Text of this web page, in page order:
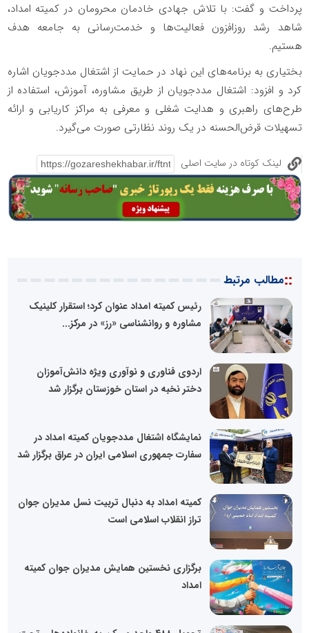
پرداخت و گفت: با تلاش جهادی خادمان محرومان در کمیته امداد،
شاهد رشد روزافزون فعالیت‌ها و خدمت‌رسانی به جامعه هدف
هستیم.
بختیاری به برنامه‌های این نهاد در حمایت از اشتغال مددجویان اشاره
کرد و افزود: اشتغال مددجویان از طریق مشاوره، آموزش، استفاده از
طرح‌های راهبری و هدایت شغلی و معرفی به مراکز کاریابی و ارائه
تسهیلات قرض‌الحسنه در یک روند نظارتی صورت می‌گیرد.
لینک کوتاه در سایت اصلی
::مطالب مرتبط
رئیس کمیته امداد عنوان کرد؛ استقرار کلینیک‌
مشاوره و روانشناسی «رز» در مرکز...
اردوی فناوری و نوآوری ویژه دانش‌آموزان
دختر نخبه در استان خوزستان برگزار شد
نمایشگاه اشتغال مددجویان کمیته امداد در
سفارت جمهوری اسلامی ایران در عراق برگزار شد
کمیته امداد به دنبال تربیت نسل مدیران جوان
تراز انقلاب اسلامی است
برگزاری نخستین همایش مدیران جوان کمیته
امداد